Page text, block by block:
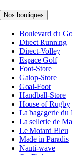
Nos boutiques
Boulevard du
Direct Running
Direct-Volley
Espace Golf
Foot-Store
Galop-Store
Goal-Foot
Handball-Store
House of Rugby
La bagagerie du
La sellerie de
Le Motard Bleu
Made in Paradis
Nauti-wave